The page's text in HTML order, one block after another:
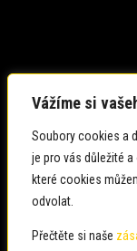
Vážíme si
Soubory cookies a
je pro vás důležité
které cookies
odvolat.
Přečtěte si naše
Zadavatel: Česká